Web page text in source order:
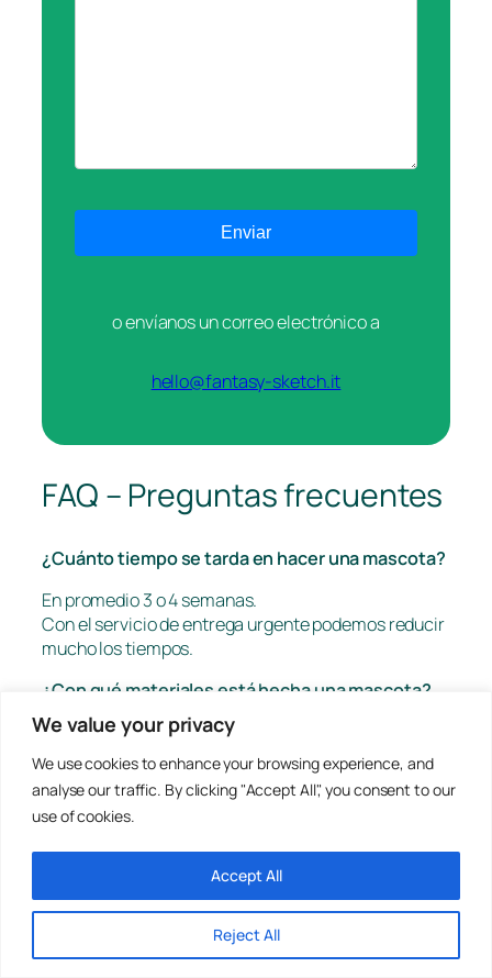
We value your privacy
We use cookies to enhance your browsing experience, and
analyse our traffic. By clicking "Accept All", you consent to our
use of cookies.
Reject All
Accept All
o envíanos un correo electrónico a
hello@fantasy-sketch.it
FAQ – Preguntas frecuentes
¿Cuánto tiempo se tarda en hacer una mascota?
En promedio 3 o 4 semanas.
Con el servicio de entrega urgente podemos reducir
mucho los tiempos.
¿Con qué materiales está hecha una mascota?
Una mascota está compuesta principalmente por
una estructura interna de gomaespuma
(poliuretano expandido de células abiertas) de baja
densidad y varios tejidos, típicamente peluche
sintético y polar (el mismo tejido utilizado para los
muppets)
¿Cuánto cuesta una mascota?
El precio de una mascota varía según la complejidad
del personaje. Típicamente está comprendido en un